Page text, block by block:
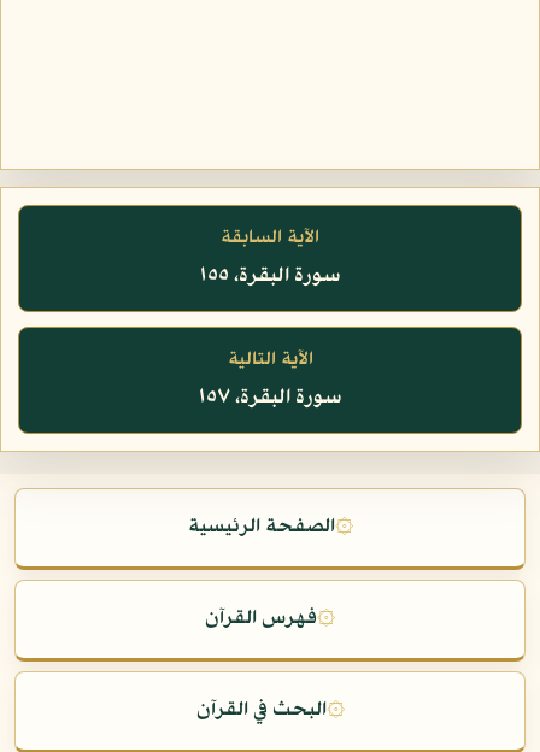
الآية السابقة
سورة البقرة، ١٥٥
الآية التالية
سورة البقرة، ١٥٧
۞الصفحة الرئيسية
۞فهرس القرآن
۞البحث في القرآن